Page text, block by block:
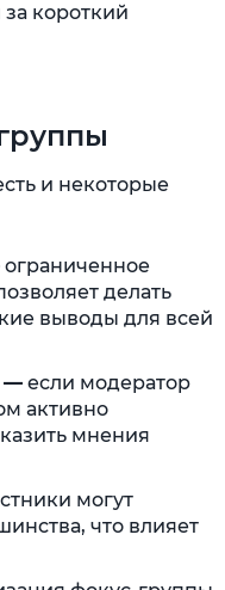
короткий
и некоторые
ограниченное
делать
выводы для всей
— если модератор
активно
мнения
могут
что влияет